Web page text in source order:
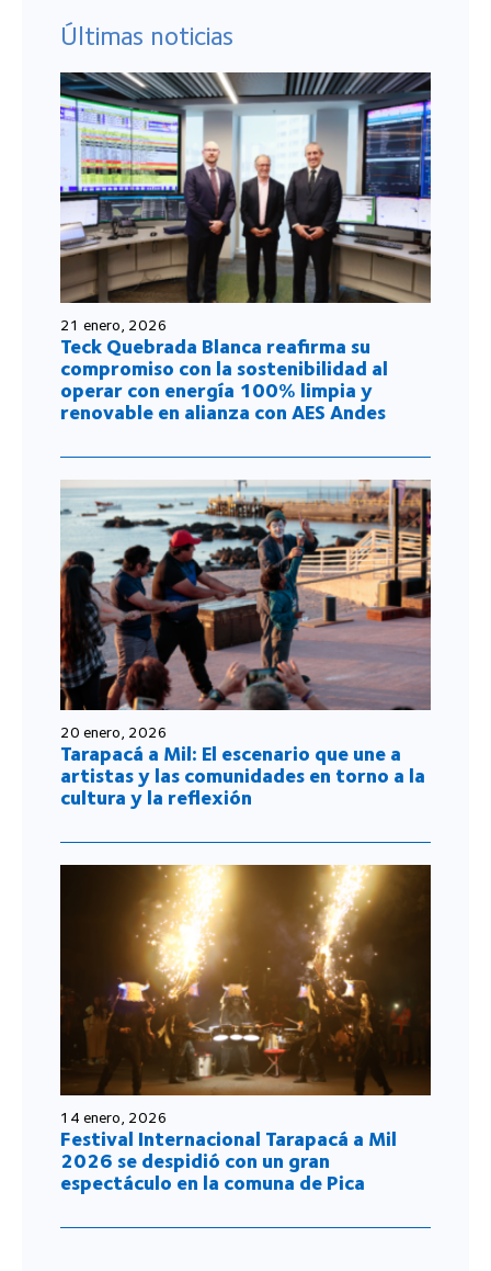
Últimas noticias
21 enero, 2026
Teck Quebrada Blanca reafirma su
compromiso con la sostenibilidad al
operar con energía 100% limpia y
renovable en alianza con AES Andes
20 enero, 2026
Tarapacá a Mil: El escenario que une a
artistas y las comunidades en torno a la
cultura y la reflexión
14 enero, 2026
Festival Internacional Tarapacá a Mil
2026 se despidió con un gran
espectáculo en la comuna de Pica